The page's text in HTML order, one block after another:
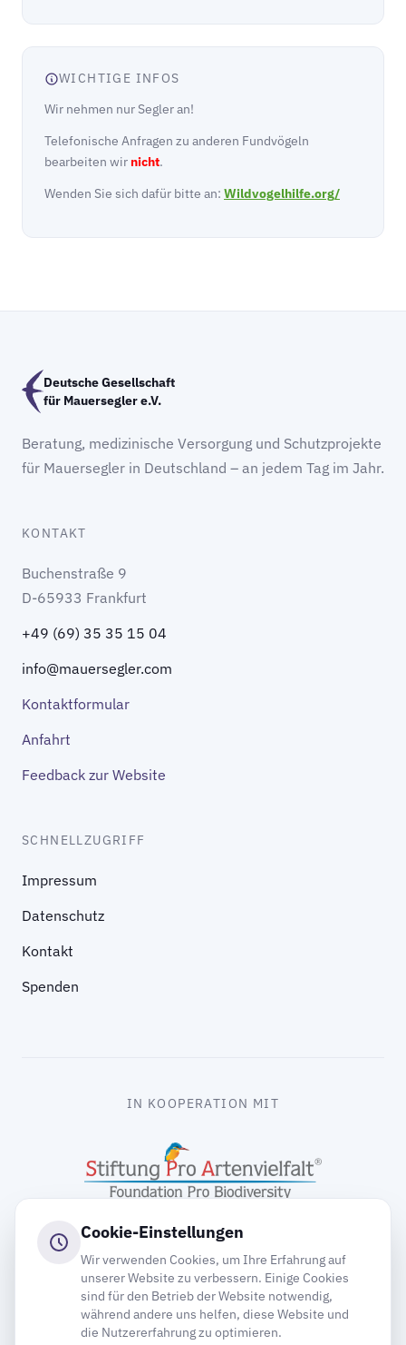
WICHTIGE INFOS
Wir nehmen nur Segler an!
Telefonische Anfragen zu anderen Fundvögeln
bearbeiten wir nicht.
Wenden Sie sich dafür bitte an: Wildvogelhilfe.org/
Deutsche Gesellschaft
für Mauersegler e.V.
Beratung, medizinische Versorgung und Schutzprojekte
für Mauersegler in Deutschland – an jedem Tag im Jahr.
KONTAKT
Buchenstraße 9
D-65933 Frankfurt
+49 (69) 35 35 15 04
info@mauersegler.com
Kontaktformular
Anfahrt
Feedback zur Website
SCHNELLZUGRIFF
Impressum
Datenschutz
Kontakt
Spenden
IN KOOPERATION MIT
gooding
Cookie-Einstellungen
Wir verwenden Cookies, um Ihre Erfahrung auf
unserer Website zu verbessern. Einige Cookies
sind für den Betrieb der Website notwendig,
während andere uns helfen, diese Website und
die Nutzererfahrung zu optimieren.